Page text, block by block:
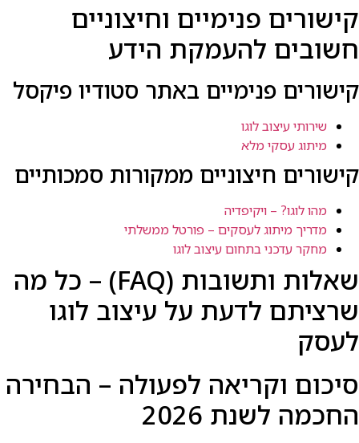
קישורים פנימיים וחיצוניים
חשובים להעמקת הידע
קישורים פנימיים באתר סטודיו פיקסל
שירותי עיצוב לוגו
מיתוג עסקי מלא
קישורים חיצוניים ממקורות סמכותיים
מהו לוגו? – ויקיפדיה
מדריך מיתוג לעסקים – פורטל ממשלתי
מחקר עדכני בתחום עיצוב לוגו
שאלות ותשובות (FAQ) – כל מה
שרציתם לדעת על עיצוב לוגו
לעסק
סיכום וקריאה לפעולה – הבחירה
החכמה לשנת 2026